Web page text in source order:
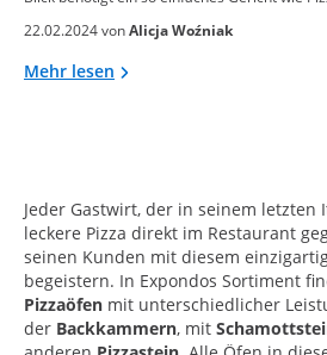
22.02.2024 vonAlicja Woźniak
Mehr lesen
Jeder Gastwirt, der in seinem letzten
leckere Pizza direkt im Restaurant
seinen Kunden mit diesem
begeistern. In Expondos Sortiment
Pizzaöfen mit unterschiedlicher
der Backkammern, mit